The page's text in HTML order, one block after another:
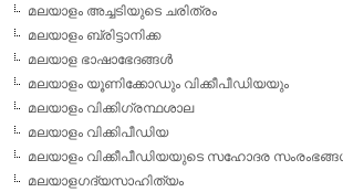
മലയാളം അച്ചടിയുടെ ചരിത്രം
മലയാളം ബ്രിട്ടാനിക്ക
മലയാള ഭാഷാഭേദങ്ങള്‍
മലയാളം യൂണിക്കോഡും വിക്കീപീഡിയയും
മലയാളം വിക്കിഗ്രന്ഥശാല
മലയാളം വിക്കിപീഡിയ
മലയാളം വിക്കീപീഡിയയുടെ സഹോദര
മലയാളഗദ്യസാഹിത്യം